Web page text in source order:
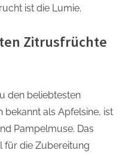
ist die Lumie.
Zitrusfrüchte
den beliebtesten
bekannt als Apfelsine, ist
Pampelmuse. Das
für die Zubereitung